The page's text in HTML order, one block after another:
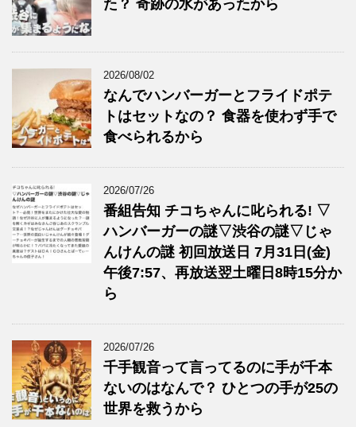
た？ 奇跡の水があったから
2026/08/02
なんでハンバーガーとフライドポテ
トはセットなの？ 食器を使わず手で
食べられるから
2026/07/26
番組告知 チコちゃんに叱られる! ▽
ハンバーガーの謎▽渋谷の謎▽じゃ
んけんの謎 初回放送日 7月31日(金)
午後7:57、再放送翌土曜日8時15分か
ら
2026/07/26
千手観音って言ってるのに手が千本
ないのはなんで？ ひとつの手が25の
世界を救うから